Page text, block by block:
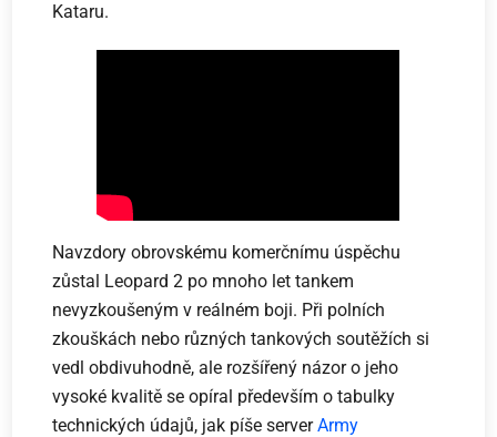
Kataru.
Navzdory obrovskému komerčnímu úspěchu
zůstal Leopard 2 po mnoho let tankem
nevyzkoušeným v reálném boji. Při polních
zkouškách nebo různých tankových soutěžích si
vedl obdivuhodně, ale rozšířený názor o jeho
vysoké kvalitě se opíral především o tabulky
technických údajů, jak píše serverArmy